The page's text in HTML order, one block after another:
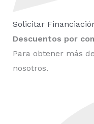
Solicitar
Descuentos por
Para obtener más
nosotros.